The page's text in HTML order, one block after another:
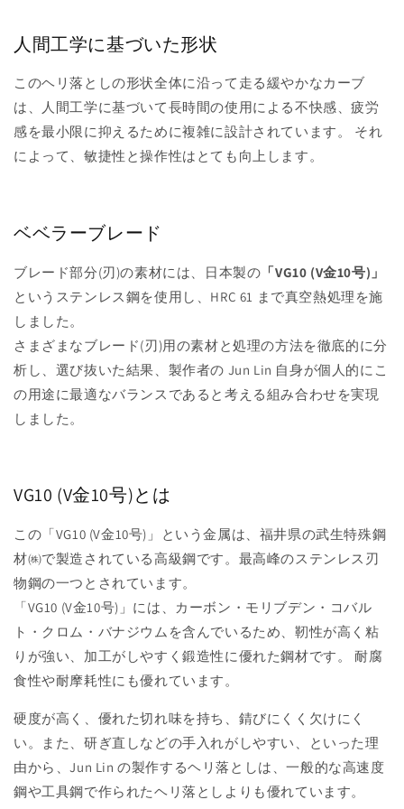
人間工学に基づいた形状
このヘリ落としの形状全体に沿って走る緩やかなカーブ
は、人間工学に基づいて長時間の使用による不快感、疲労
感を最小限に抑えるために複雑に設計されています。 それ
によって、敏捷性と操作性はとても向上します。
ベベラーブレード
ブレード部分(刃)の素材には、日本製の 「VG10 (V金10号)」
という ステンレス鋼を使用し、HRC 61 まで真空熱処理を施
しました。
さまざまなブレード(刃)用の素材と処理の方法を徹底的に分
析し、選び抜いた結果、製作者の Jun Lin 自身が個人的にこ
の用途に最適なバランスであると考える組み合わせを実現
しました。
VG10 (V金10号)とは
この「VG10 (V金10号)」という金属は、福井県の武生特殊鋼
材㈱で製造されている高級鋼です。最高峰のステンレス刃
物鋼の一つとされています。
「VG10 (V金10号)」には、カーボン・モリブデン・コバル
ト・クロム・バナジウムを含んでいるため、靭性が高く粘
りが強い、加工がしやすく鍛造性に優れた鋼材です。 耐腐
食性や耐摩耗性にも優れています。
硬度が高く、優れた切れ味を持ち、錆びにくく欠けにく
い。また、研ぎ直しなどの手入れがしやすい、といった理
由から、Jun Lin の製作するヘリ落としは、一般的な高速度
鋼や工具鋼で作られたヘリ落としよりも優れています。